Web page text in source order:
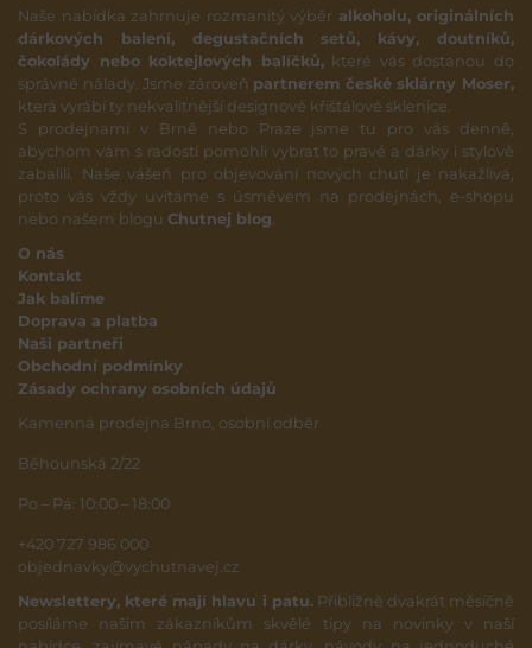
Naše nabídka zahrnuje rozmanitý výběr alkoholu, originálních
dárkových balení, degustačních setů, kávy, doutníků,
čokolády nebo koktejlových balíčků,které vás dostanou do
správné nálady. Jsme zároveň partnerem české sklárny Moser,
která vyrábí ty nekvalitnější designové křišťálové sklenice.
S prodejnami v Brně nebo Praze jsme tu pro vás denně,
abychom vám s radostí pomohli vybrat to pravé a dárky i stylově
zabalili. Naše vášeň pro objevování nových chutí je nakažlivá,
proto vás vždy uvítáme s úsměvem na prodejnách, e-shopu
nebo našem blogu Chutnej blog.
O nás
Kontakt
Jak balíme
Doprava a platba
Naši partneři
Obchodní podmínky
Zásady ochrany osobních údajů
Kamenná prodejna Brno, osobní odběr
Běhounská 2/22
Po – Pá: 10:00 – 18:00
+420 727 986 000
objednavky@vychutnavej.cz
Newslettery, které mají hlavu i patu.Přibližně dvakrát měsíčně
posíláme našim zákazníkům skvělé tipy na novinky v naší